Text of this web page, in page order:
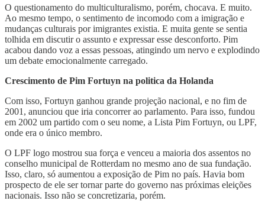
O questionamento do multiculturalismo, porém, chocava. E muito.
Ao mesmo tempo, o sentimento de incomodo com a imigração e
mudanças culturais por imigrantes existia. E muita gente se sentia
tolhida em discutir o assunto e expressar esse desconforto. Pim
acabou dando voz a essas pessoas, atingindo um nervo e explodindo
um debate emocionalmente carregado.
Crescimento de Pim Fortuyn na politica da Holanda
Com isso, Fortuyn ganhou grande projeção nacional, e no fim de
2001, anunciou que iria concorrer ao parlamento. Para isso, fundou
em 2002 um partido com o seu nome, a Lista Pim Fortuyn, ou LPF,
onde era o único membro.
O LPF logo mostrou sua força e venceu a maioria dos assentos no
conselho municipal de Rotterdam no mesmo ano de sua fundação.
Isso, claro, só aumentou a exposição de Pim no país. Havia bom
prospecto de ele ser tornar parte do governo nas próximas eleições
nacionais. Isso não se concretizaria, porém.